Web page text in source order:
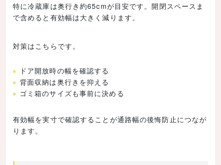
特に冷蔵庫は奥行き約65cmが目安です。開閉スペースま
で含めると有効幅は大きく減ります。
対策はこちらです。
ドア開放時の幅を確認する
背面収納は奥行きを抑える
ゴミ箱のサイズも事前に決める
有効幅を実寸で確認することが通路幅の後悔防止につなが
ります。